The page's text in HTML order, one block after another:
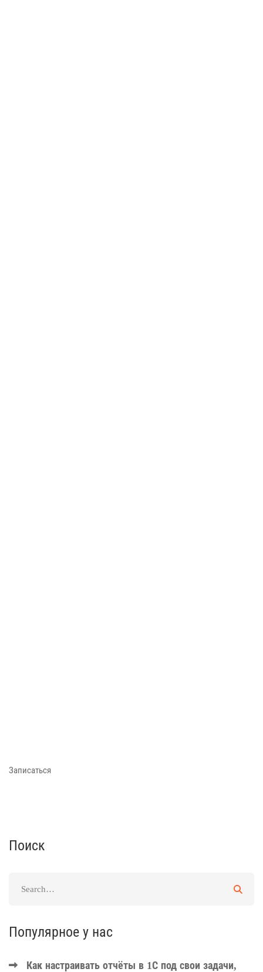
Записаться
Поиск
Популярное у нас
Как настраивать отчёты в 1С под свои задачи,